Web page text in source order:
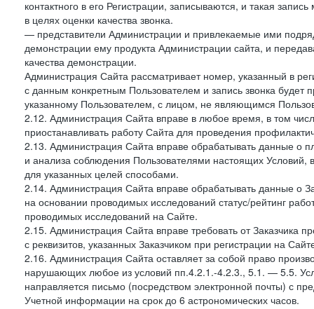
контактного в его Регистрации, записываются, и такая
в целях оценки качества звонка.
— представители Администрации и привлекаемые ими
демонстрации ему продукта Администрации сайта, и
качества демонстрации.
Администрация Сайта рассматривает номер, указанный в
с данным конкретным Пользователем и запись звонка будет
указанному Пользователем, с лицом, не являющимся
2.12. Администрация Сайта вправе в любое время, в том
приостанавливать работу Сайта для проведения
2.13. Администрация Сайта вправе обрабатывать данные о
и анализа соблюдения Пользователями настоящих
для указанных целей способами.
2.14. Администрация Сайта вправе обрабатывать данные о
на основании проводимых исследований статус/рейтинг
проводимых исследований на Сайте.
2.15. Администрация Сайта вправе требовать от Заказчика
с реквизитов, указанных Заказчиком при регистрации на
2.16. Администрация Сайта оставляет за собой право
нарушающих любое из условий пп.4.2.1.-4.2.3., 5.1. — 5.5.
направляется письмо (посредством электронной почты) с
Учетной информации на срок до 6 астрономических часов.